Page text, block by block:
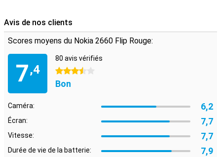
Avis de nos clients
Scores moyens du Nokia 2660 Flip Rouge:
7,4
80 avis vérifiés
3.5 étoiles
Bon
Caméra: 6,2
Écran: 7,7
Vitesse: 7,7
Durée de vie de la batterie: 7,9